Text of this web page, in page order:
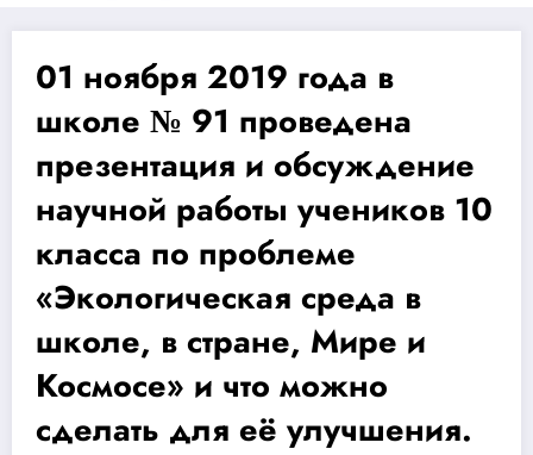
01 ноября 2019 года в
школе № 91 проведена
презентация и обсуждение
научной работы учеников 10
класса по проблеме
«Экологическая среда в
школе, в стране, Мире и
Космосе» и что можно
сделать для её улучшения.